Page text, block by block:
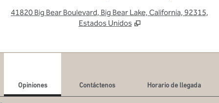
41820 Big Bear Boulevard, Big Bear Lake, California, 92315,
Estados Unidos
Opiniones Contáctenos
Horario de llegada